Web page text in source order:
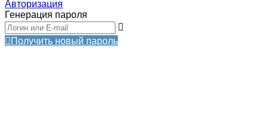
Авторизация
Генерация пароля
Получить новый пароль